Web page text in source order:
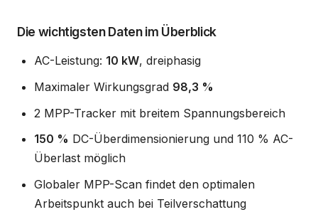
Die wichtigsten Daten im Überblick
AC-Leistung: 10 kW, dreiphasig
Maximaler Wirkungsgrad 98,3 %
2 MPP-Tracker mit breitem Spannungsbereich
150 % DC-Überdimensionierung und 110 % AC-
Überlast möglich
Globaler MPP-Scan findet den optimalen
Arbeitspunkt auch bei Teilverschattung